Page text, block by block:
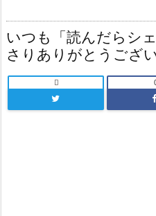
いつも「読んだらシ
さりありがとうござ
